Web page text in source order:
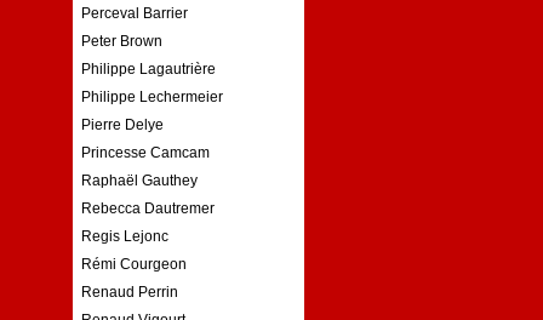
Perceval Barrier
Peter Brown
Philippe Lagautrière
Philippe Lechermeier
Pierre Delye
Princesse Camcam
Raphaël Gauthey
Rebecca Dautremer
Regis Lejonc
Rémi Courgeon
Renaud Perrin